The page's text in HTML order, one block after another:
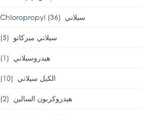
Chloropropyl سيلاني (36)
سيلاني ميركاتو (5)
هيدروسيلاني (1)
الكيل سيلاني (10)
هيدروكربون السالين (2)